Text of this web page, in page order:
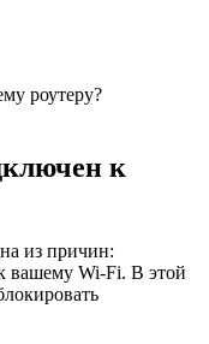
роутеру?
к
из причин:
вашему Wi-Fi. В этой